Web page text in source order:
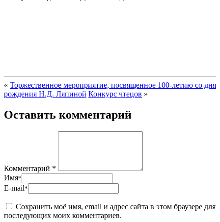
« Торжественное мероприятие, посвященное 100-летию со дня
рождения Н.Д. Ляпиной Конкурс чтецов »
Оставить комментарий
Комментарий *
Имя*
E-mail*
Сохранить моё имя, email и адрес сайта в этом браузере для
последующих моих комментариев.